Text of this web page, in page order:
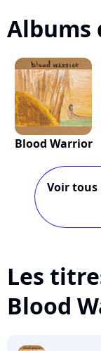
Albums
Blood Warrior
Voir tous
Les
Blood